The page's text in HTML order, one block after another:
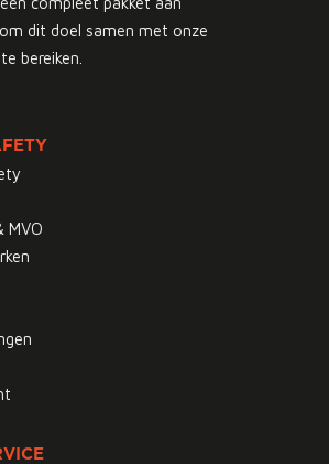
dit doel samen met onze
bereiken.
MVO